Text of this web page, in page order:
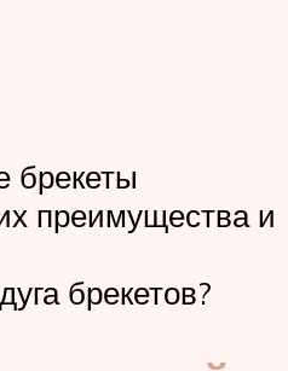
брекеты
преимущества и
брекетов?